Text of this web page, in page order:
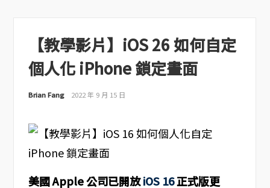
【教學影片】iOS 26 如何自定
個人化 iPhone 鎖定畫面
Brian Fang 2022 年 9 月 15 日
美國 Apple 公司已開放iOS 16正式版更